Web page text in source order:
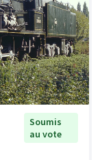
Soumis
au vote